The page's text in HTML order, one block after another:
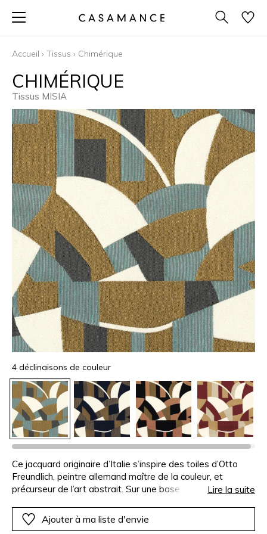
Accueil › Tissus › Chimérique
CHIMÉRIQUE
Tissus MISIA
4 déclinaisons de couleur
Ce jacquard originaire d’Italie s’inspire des toiles d’Otto
Freundlich, peintre allemand maître de la couleur, et
précurseur de l’art abstrait. Sur une base avec une
de couleurs tantôt bleu Céladon, Terracotta, Bleu Misia ou
Arabesque étirent leurs formes abstraites. Le choix d’une
Lire la suite
Ajouter à ma liste d'envie